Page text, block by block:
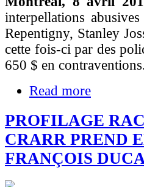
interpellations
Repentigny, Stanley
cette fois-ci par des
650 $ en
Read more
PROFILAGE
CRARR PREND
FRANÇOIS